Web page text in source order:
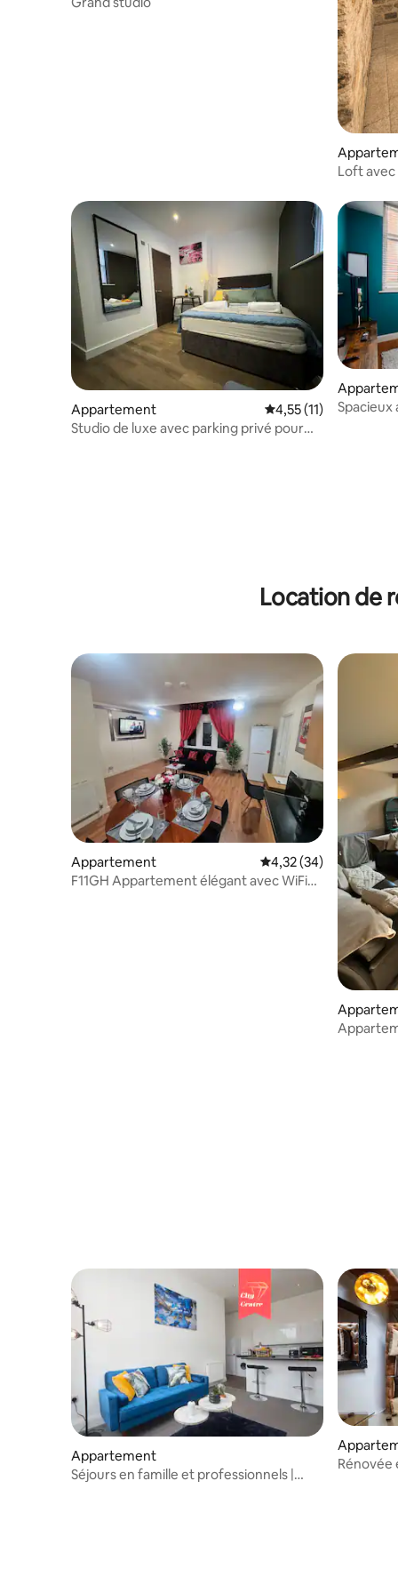
Loft avec
Appartement Évaluation moyenne
4,55 (11)
Studio de luxe avec parking privé pour
Spacieux
Location de
Appartement Évaluation moyenne
4,32 (34)
F11GH Appartement élégant avec WiFi
Appartement
Séjours en famille et professionnels |
Rénovée